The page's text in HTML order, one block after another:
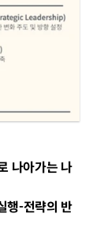
나아가는 나
행-전략의 반